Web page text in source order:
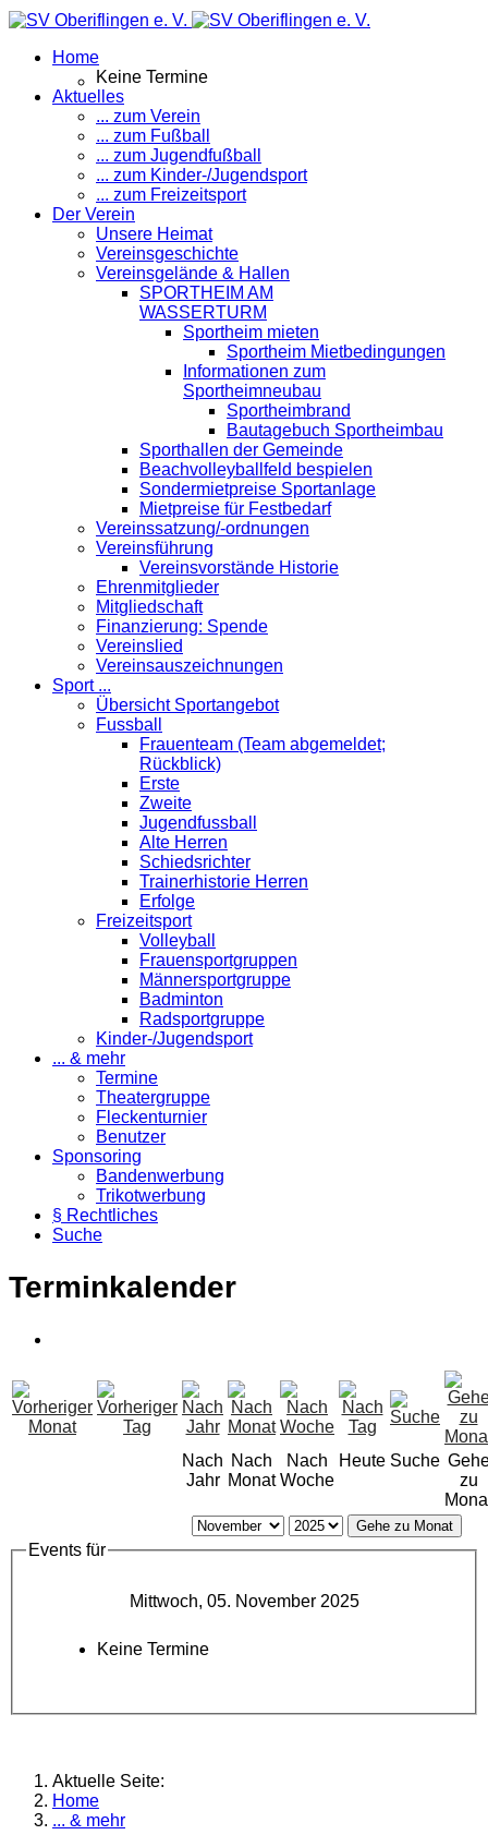
Home
Keine Termine
Aktuelles
... zum Verein
... zum Fußball
... zum Jugendfußball
... zum Kinder-/Jugendsport
... zum Freizeitsport
Der Verein
Unsere Heimat
Vereinsgeschichte
Vereinsgelände & Hallen
SPORTHEIM AM
WASSERTURM
Sportheim mieten
Sportheim Mietbedingungen
Informationen zum
Sportheimneubau
Sportheimbrand
Bautagebuch Sportheimbau
Sporthallen der Gemeinde
Beachvolleyballfeld bespielen
Sondermietpreise Sportanlage
Mietpreise für Festbedarf
Vereinssatzung/-ordnungen
Vereinsführung
Vereinsvorstände Historie
Ehrenmitglieder
Mitgliedschaft
Finanzierung: Spende
Vereinslied
Vereinsauszeichnungen
Sport ...
Übersicht Sportangebot
Fussball
Frauenteam (Team abgemeldet;
Rückblick)
Erste
Zweite
Jugendfussball
Alte Herren
Schiedsrichter
Trainerhistorie Herren
Erfolge
Freizeitsport
Volleyball
Frauensportgruppen
Männersportgruppe
Badminton
Radsportgruppe
Kinder-/Jugendsport
... & mehr
Termine
Theatergruppe
Fleckenturnier
Benutzer
Sponsoring
Bandenwerbung
Trikotwerbung
§ Rechtliches
Suche
Terminkalender
Nach
Jahr
Nach
Monat
Nach
Woche
Heute Suche
zu
Gehe zu Monat
Events für
Mittwoch, 05. November 2025
Keine Termine
Aktuelle Seite:
Home
... & mehr